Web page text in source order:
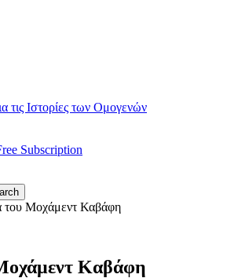
τις Ιστορίες των Ομογενών
Subscription
του Μοχάμεντ Καβάφη
Καβάφη